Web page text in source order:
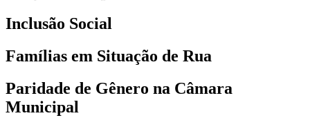
Inclusão Social
Famílias em Situação de Rua
Paridade de Gênero na Câmara
Municipal